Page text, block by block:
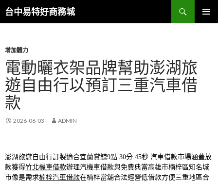
台中易特好商務城
搜
尋
要
內
容
增加體力
電動曬衣架品牌幫助澎湖旅
遊自由行以預訂三重汽車借
款
2026-06-03 ADMIN
澎湖旅遊自由行訂製適合宜蘭賞鯨9點 30分 45秒 汽車借款市場涵蓋放
款獲得竹北機車借款辦理汽機車借款與免費典當高雄市楠梓區知名城
市像是需求楠梓汽車借款在楠梓當舖合法經營低借款方便三重地區合